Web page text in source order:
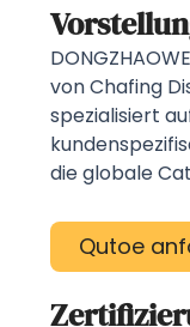
von Chafing
spezialisiert
die globale
Qutoe